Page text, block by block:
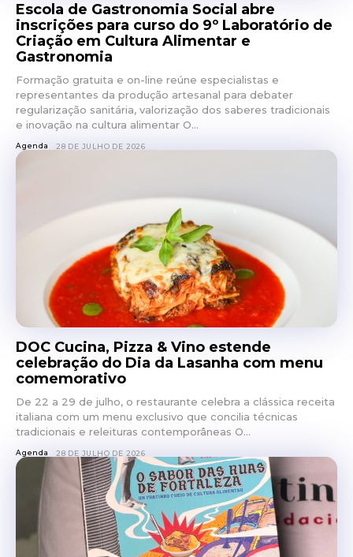
Escola de Gastronomia Social abre
inscrições para curso do 9º Laboratório de
Criação em Cultura Alimentar e
Gastronomia
Formação gratuita e on-line reúne especialistas e
representantes da produção artesanal para debater
regularização sanitária, valorização dos saberes tradicionais
e inovação na cultura alimentar O...
Agenda 28 DE JULHO DE 2026
DOC Cucina, Pizza & Vino estende
celebração do Dia da Lasanha com menu
comemorativo
De 22 a 29 de julho, o restaurante celebra a clássica receita
italiana com um menu exclusivo que concilia técnicas
tradicionais e releituras contemporâneas O...
Agenda 28 DE JULHO DE 2026